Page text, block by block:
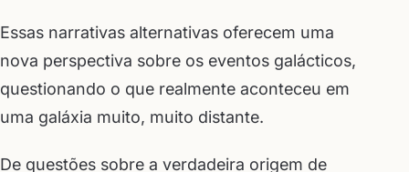
Essas narrativas alternativas oferecem uma
nova perspectiva sobre os eventos galácticos,
questionando o que realmente aconteceu em
uma galáxia muito, muito distante.
De questões sobre a verdadeira origem de